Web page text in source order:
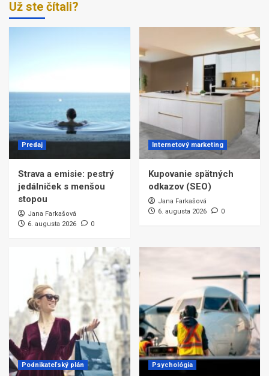
Už ste čítali?
Predaj
Strava a emisie: pestrý
jedálniček s menšou
stopou
Jana Farkašová
6. augusta 2026
0
Internetový marketing
Kupovanie spätných
odkazov (SEO)
Jana Farkašová
6. augusta 2026
0
Podnikateľský plán Psychológia